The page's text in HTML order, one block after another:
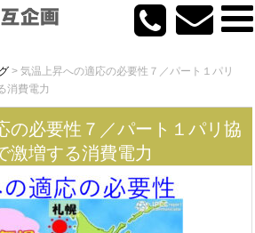
> 気温上昇への適応の必要性７／パート１パリ
消費電力
の必要性７／パート１パリ協
激増する消費電力